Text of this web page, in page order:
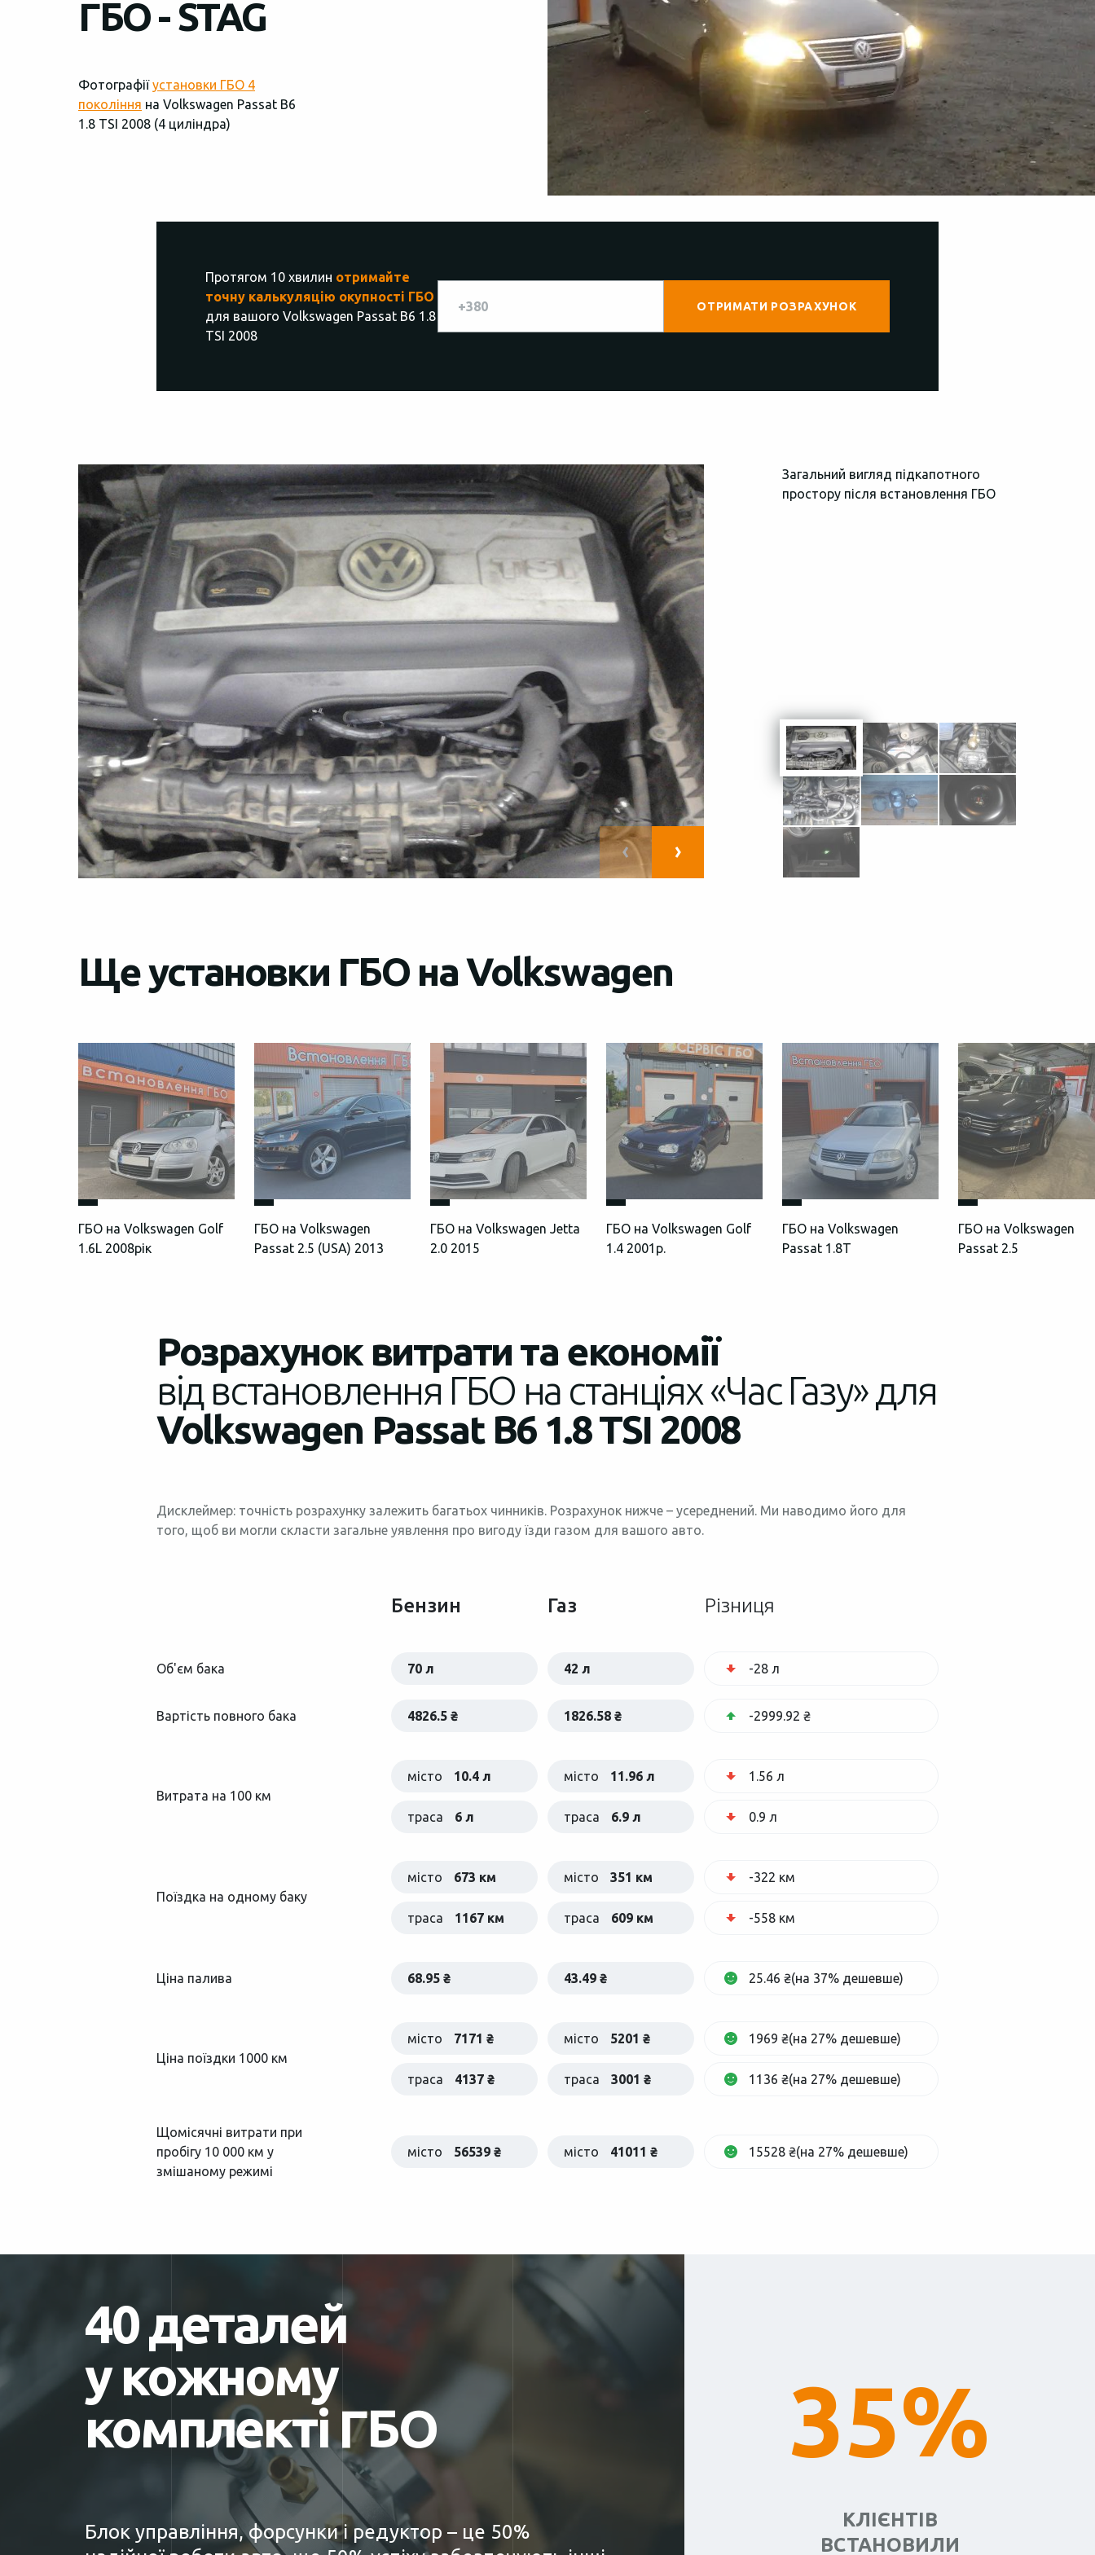
ГБО - STAG
Фотографіїустановки ГБО 4
покоління на Volkswagen Passat B6
1.8 TSI 2008 (4 циліндра)
Протягом 10 хвилин отримайте
точну калькуляцію окупності ГБО
для вашого Volkswagen Passat B6 1.8
TSI 2008
Загальний вигляд підкапотного
простору після встановлення ГБО
Ще установки ГБО на Volkswagen
ГБО на Volkswagen Golf
1.6L 2008рік
ГБО на Volkswagen
Passat 2.5 (USA) 2013
ГБО на Volkswagen Jetta
2.0 2015
ГБО на Volkswagen Golf
1.4 2001р.
ГБО на Volkswagen
Passat 1.8T
ГБО на Volkswagen
Passat 2.5
Розрахунок витрати та економії
від встановлення ГБО на станціях «Час Газу» для
Volkswagen Passat B6 1.8 TSI 2008
Дисклеймер: точність розрахунку залежить багатьох чинників. Розрахунок нижче – усереднений. Ми наводимо його для
того, щоб ви могли скласти загальне уявлення про вигоду їзди газом для вашого авто.
Бензин Газ Різниця
Об'єм бака 70 л 42 л -28 л
Вартість повного бака 4826.5 ₴ 1826.58 ₴ -2999.92 ₴
Витрата на 100 км
місто 10.4 л місто 11.96 л 1.56 л
траса 6 л траса 6.9 л 0.9 л
Поїздка на одному баку
місто 673 км місто 351 км -322 км
траса 1167 км траса 609 км -558 км
Ціна палива 68.95 ₴ 43.49 ₴ 25.46 ₴(на 37% дешевше)
Ціна поїздки 1000 км
місто 7171 ₴ місто 5201 ₴ 1969 ₴(на 27% дешевше)
траса 4137 ₴ траса 3001 ₴ 1136 ₴(на 27% дешевше)
Щомісячні витрати при
пробігу 10 000 км у
змішаному режимі
місто 56539 ₴ місто 41011 ₴ 15528 ₴(на 27% дешевше)
40 деталей
у кожному
комплекті ГБО
Блок управління, форсунки і редуктор – це 50%
35%
КЛІЄНТІВ
ВСТАНОВИЛИ